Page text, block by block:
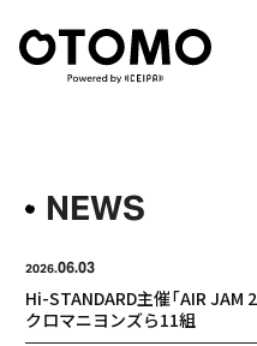
NEWS
2026.06.03
Hi-STANDARD主催「AIR JAM
クロマニヨンズら11組